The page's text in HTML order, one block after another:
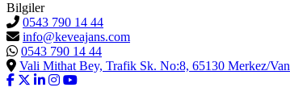
Bilgiler
0543 790 14 44
info@keveajans.com
0543 790 14 44
Vali Mithat Bey, Trafik Sk. No:8, 65130 Merkez/Van